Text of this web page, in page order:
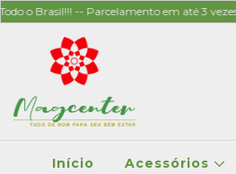
Brasil!!! -- Parcelamento em até 3 vezes
Início Acessórios